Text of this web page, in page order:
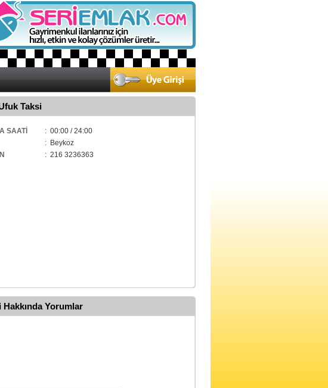
Taksi
SAATİ
: 00:00 / 24:00
: Beykoz
: 216 3236363
Yorumlar